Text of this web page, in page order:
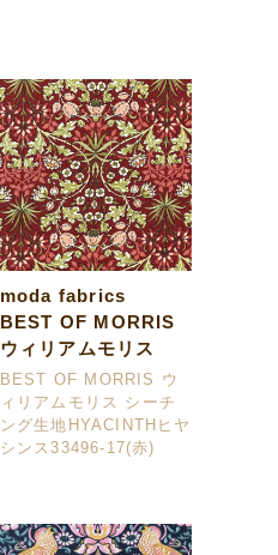
moda fabrics
BEST OF MORRIS
ウィリアムモリス
BEST OF MORRIS ウ
ィリアムモリス シーチ
ング生地HYACINTHヒヤ
シンス33496-17(赤)